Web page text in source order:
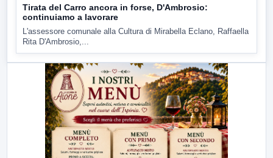
Tirata del Carro ancora in forse, D'Ambrosio:
continuiamo a lavorare
L'assessore comunale alla Cultura di Mirabella Eclano, Raffaella
Rita D'Ambrosio,...